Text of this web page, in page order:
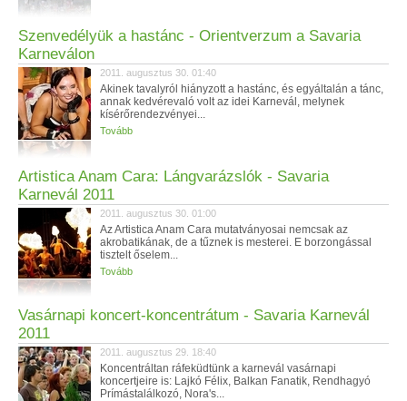
Szenvedélyük a hastánc - Orientverzum a Savaria
Karneválon
2011. augusztus 30. 01:40
Akinek tavalyról hiányzott a hastánc, és egyáltalán a tánc,
annak kedvérevaló volt az idei Karnevál, melynek
kísérőrendezvényei...
Tovább
Artistica Anam Cara: Lángvarázslók - Savaria
Karnevál 2011
2011. augusztus 30. 01:00
Az Artistica Anam Cara mutatványosai nemcsak az
akrobatikának, de a tűznek is mesterei. E borzongással
tisztelt őselem...
Tovább
Vasárnapi koncert-koncentrátum - Savaria Karnevál
2011
2011. augusztus 29. 18:40
Koncentráltan ráfeküdtünk a karnevál vasárnapi
koncertjeire is: Lajkó Félix, Balkan Fanatik, Rendhagyó
Prímástalálkozó, Nora's...